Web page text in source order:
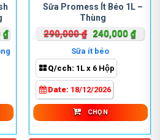
₫Khoảng
560,000 ₫
1,600,000 ₫
Sữa Promess Ít Béo 1L –
Thùng
290,000₫ Giá
gốc
là:
290,000 ₫.
240,000 ₫Giá
Sữa ít béo
Q/cch: 1L x 6 Hộp
Date: 18/12/2026
CHỌN
phẩm
này
có
nhiều
biến
thể.
Các
tùy
chọn
có
thể